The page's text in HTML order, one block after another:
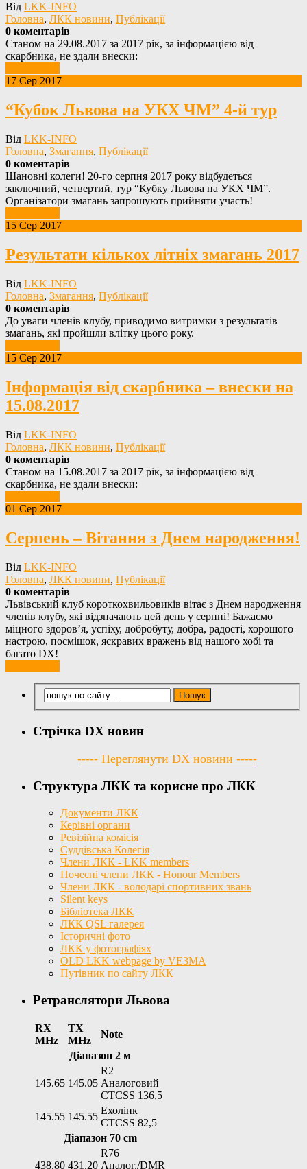
Від LKK-INFO
Головна, ЛКК новини, Публікації
0 коментарів
Станом на 29.08.2017 за 2017 рік, за інформацією від
скарбника, не здали внески:
17 Сер 2017
“Кубок Львова на УКХ ЧМ” 4-й тур
Від LKK-INFO
Головна, Змагання, Публікації
0 коментарів
Шановні колеги! 20-го серпня 2017 року відбудеться
заключний, четвертий, тур “Кубку Львова на УКХ ЧМ”.
Організатори змагань запрошують прийняти участь!
15 Сер 2017
Результати кількох літніх змагань 2017
Від LKK-INFO
Головна, Змагання, Публікації
0 коментарів
До уваги членів клубу, приводимо витримки з результатів
змагань, які пройшли влітку цього року.
15 Сер 2017
Інформація від скарбника – внески на
15.08.2017
Від LKK-INFO
Головна, ЛКК новини, Публікації
0 коментарів
Станом на 15.08.2017 за 2017 рік, за інформацією від
скарбника, не здали внески:
01 Сер 2017
Серпень – Вітання з Днем народження!
Від LKK-INFO
Головна, ЛКК новини, Публікації
0 коментарів
Львівський клуб короткохвильовиків вітає з Днем народження
членів клубу, які відзначають цей день у серпні! Бажаємо
міцного здоров’я, успіху, добробуту, добра, радості, хорошого
настрою, посмішок, яскравих вражень від нашого хобі та
багато DX!
Стрічка DX новин
----- Переглянути DX новини -----
Структура ЛКК та корисне про ЛКК
Документи ЛКК
Керівні органи
Ревізійна комісія
Суддівська Колегія
Члени ЛКК - LKK members
Почесні члени ЛКК - Honour Members
Члени ЛКК - володарі спортивних звань
Silent keys
Бібліотека ЛКК
ЛКК QSL галерея
Історичні фото
ЛКК у фотографіях
OLD LKK webpage by VE3MA
Путівник по сайту ЛКК
Ретранслятори Львова
RX
MHz
TX
MHz
Note
Діапазон 2 м
145.65 145.05
R2
Аналоговий
CTCSS 136,5
145.55 145.55
Ехолінк
CTCSS 82,5
Діапазон 70 cm
438.80 431.20
R76
Аналог./DMR